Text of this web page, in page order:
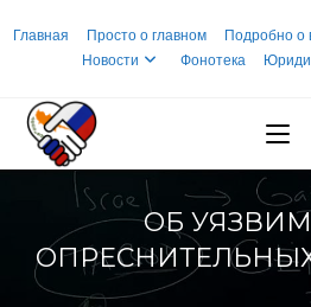
Главная Просто о главном Подробно о
Новости
Фонотека
ОБ